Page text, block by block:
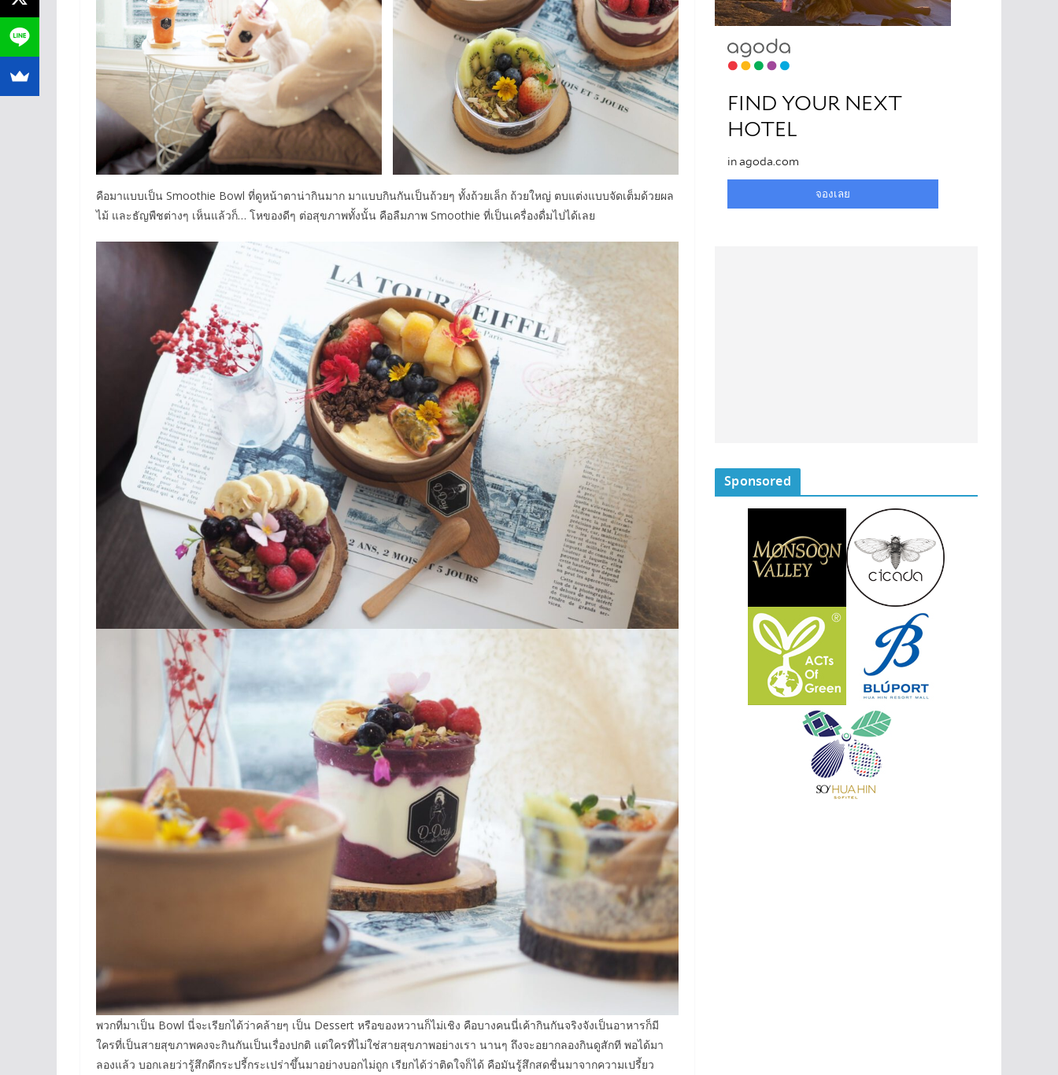
คือมาแบบเป็น Smoothie Bowl ที่ดูหน้าตาน่ากินมาก มาแบบกินกันเป็นถ้วยๆ ทั้งถ้วยเล็ก ถ้วยใหญ่ ตบแต่งแบบจัดเต็มด้วยผล
ไม้ และธัญพืชต่างๆ เห็นแล้วก็… โหของดีๆ ต่อสุขภาพทั้งนั้น คือลืมภาพ Smoothie ที่เป็นเครื่องดื่มไปได้เลย
พวกที่มาเป็น Bowl นี่จะเรียกได้ว่าคล้ายๆ เป็น Dessert หรือของหวานก็ไม่เชิง​ คือบางคนนี่เค้ากินกันจริงจังเป็นอาหารก็มี
ใครที่เป็นสายสุขภาพคงจะกินกันเป็นเรื่องปกติ แต่ใครที่ไม่ใช่สายสุขภาพอย่างเรา นานๆ ถึงจะอยากลองกินดูสักที พอได้มา
ลองแล้ว บอกเลยว่ารู้สึกดีกระปรี้กระเปร่าขึ้นมาอย่างบอกไม่ถูก เรียกได้ว่าติดใจก็ได้ คือมันรู้สึกสดชื่นมาจากความเปรี้ยว
Sponsored